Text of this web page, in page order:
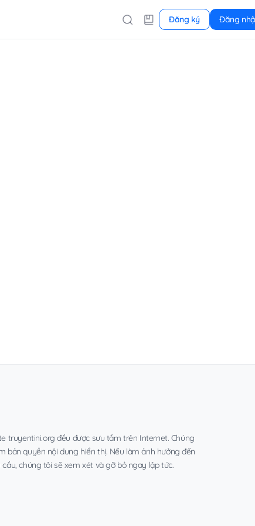
Đăng ký Đăng
truyentini.org đều được sưu tầm trên Internet. Chúng
bản quyền nội dung hiển thị. Nếu làm ảnh hưởng đến
chúng tôi sẽ xem xét và gỡ bỏ ngay lập tức.